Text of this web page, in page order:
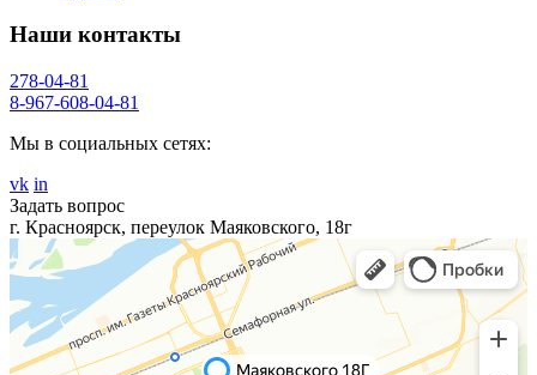
Наши контакты
278-04-81
8-967-608-04-81
Мы в социальных сетях:
vk in
Задать вопрос
г. Красноярск, переулок Маяковского, 18г